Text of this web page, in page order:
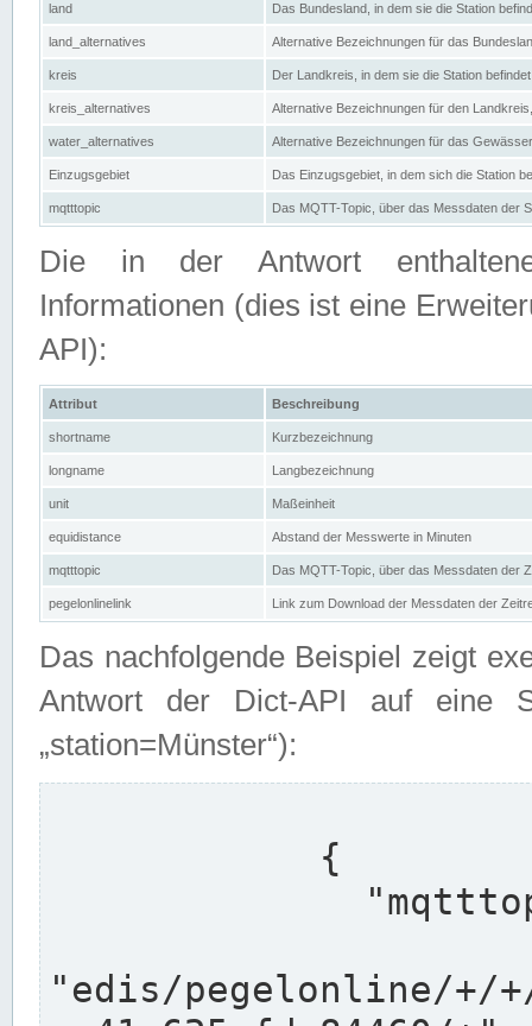
land Das Bundesland, in dem sie die Station
land_alternatives Alternative Bezeichnungen für das
kreis Der Landkreis, in dem sie die Station befindet
kreis_alternatives Alternative Bezeichnungen für den
water_alternatives Alternative Bezeichnungen für das
Einzugsgebiet Das Einzugsgebiet, in dem sich die Station
mqtttopic Das MQTT-Topic, über das Messdaten der
Die in der Antwort
Informationen (dies ist eine
API):
Attribut Beschreibung
shortname Kurzbezeichnung
longname Langbezeichnung
unit Maßeinheit
equidistance Abstand der Messwerte in Minuten
mqtttopic Das MQTT-Topic, über das Messdaten der
pegelonlinelink Link zum Download der Messdaten der
Das nachfolgende Beispiel zeigt
Antwort der Dict-API auf eine
„station=Münster“):
"edis/pegelonline/+/